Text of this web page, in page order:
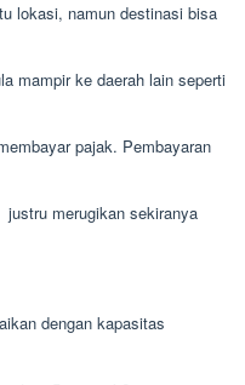
lokasi, namun destinasi bisa
mampir ke daerah lain seperti
pajak. Pembayaran
merugikan sekiranya
dengan kapasitas